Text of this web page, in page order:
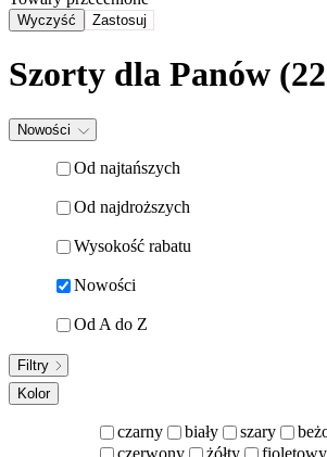
Wyczyść Zastosuj
Szorty dla Panów
Nowości
Od najtańszych
Od najdroższych
Wysokość rabatu
Nowości
Od A do Z
Filtry
Kolor
czarny biały szary
czerwony
żółty fioletowy